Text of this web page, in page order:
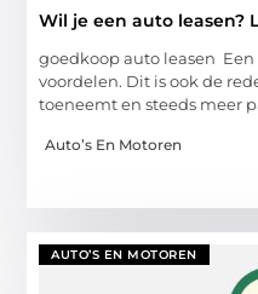
Wil je een auto leasen?
goedkoop auto leasen
voordelen. Dit is ook de
toeneemt en steeds meer
Auto’s En Motoren
AUTO’S EN MOTOREN